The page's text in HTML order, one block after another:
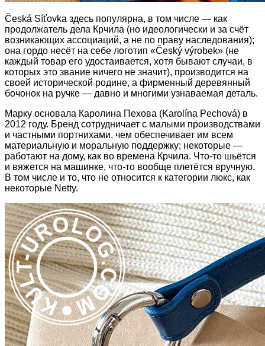
Česká Síťovka здесь популярна, в том числе — как
продолжатель дела Крчила (но идеологически и за счёт
возникающих ассоциаций, а не по праву наследования);
она гордо несёт на себе логотип «Český výrobek» (не
каждый товар его удостаивается, хотя бывают случаи, в
которых это звание ничего не значит), производится на
своей исторической родине, а фирменный деревянный
бочонок на ручке — давно и многими узнаваемая деталь.
Марку основала Каролина Пехова (Karolína Pechová) в
2012 году. Бренд сотрудничает с малыми производствами
и частными портнихами, чем обеспечивает им всем
материальную и моральную поддержку; некоторые —
работают на дому, как во времена Крчила. Что-то шьётся
и вяжется на машинке, что-то вообще плетётся вручную.
В том числе и то, что не относится к категории люкс, как
некоторые Netty.